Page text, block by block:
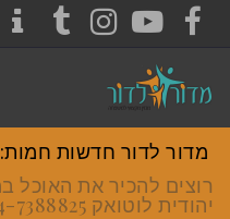
FACEBOOK
YOUTUBE
מדור לדור חדשות חמות:
רוצים להכיר את האוכל
יהודית לוטואק 054-7388825.